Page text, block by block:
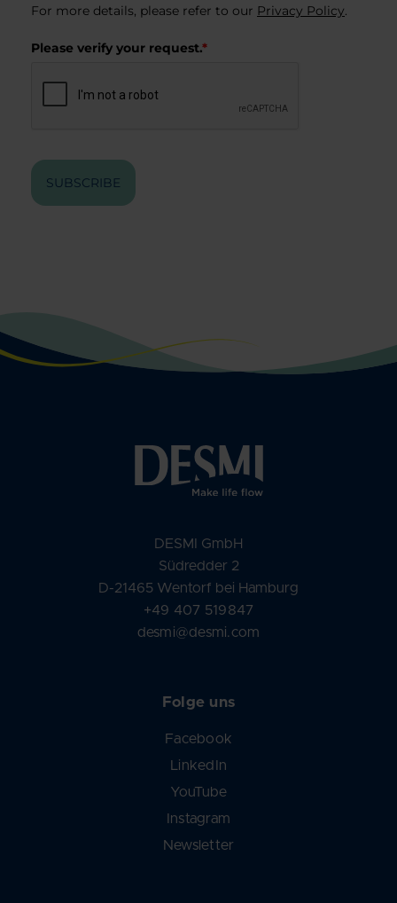
For more details, please refer to our Privacy Policy.
Please verify your request.*
SUBSCRIBE
DESMI GmbH
Südredder 2
D-21465 Wentorf bei Hamburg
+49 407 519847
desmi@desmi.com
Folge uns
Facebook
LinkedIn
YouTube
Instagram
Newsletter